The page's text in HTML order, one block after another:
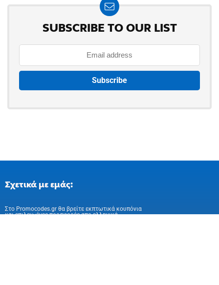
SUBSCRIBE TO OUR LIST
Σχετικά με εμάς:
Στo Promocodes.gr θα βρείτε εκπτωτικά κουπόνια
και επιλεγμένες προσφορές απο ελληνικά